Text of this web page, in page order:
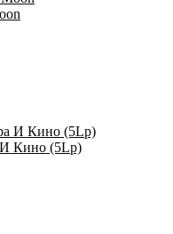
И Кино (5Lp)